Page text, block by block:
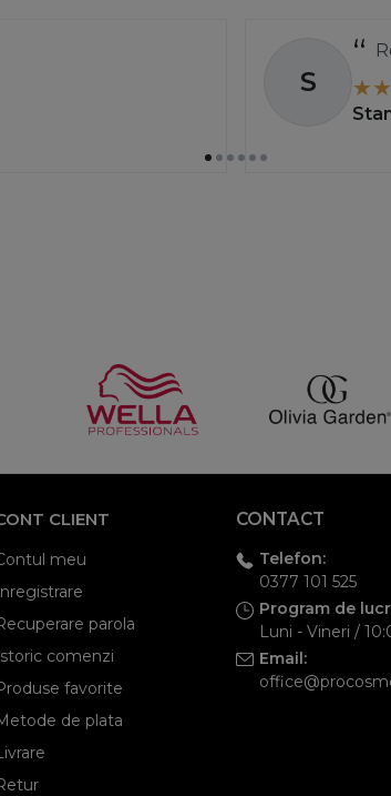
S
CLIENT
meu
parola
comenzi
favorite
de plata
CONTACT
Telefon:
0377 101 525
Program de
Luni - Vineri /
Email: